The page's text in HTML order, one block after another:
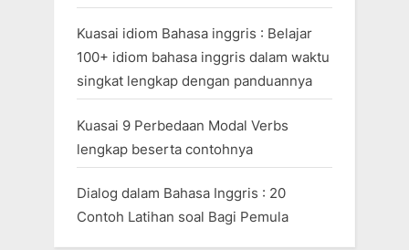
Kuasai idiom Bahasa inggris : Belajar
100+ idiom bahasa inggris dalam waktu
singkat lengkap dengan panduannya
Kuasai 9 Perbedaan Modal Verbs
lengkap beserta contohnya
Dialog dalam Bahasa Inggris : 20
Contoh Latihan soal Bagi Pemula